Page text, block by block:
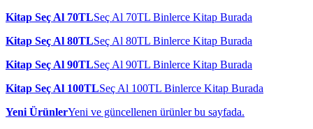
Kitap Seç Al 70TLSeç Al 70TL Binlerce Kitap Burada
Kitap Seç Al 80TLSeç Al 80TL Binlerce Kitap Burada
Kitap Seç Al 90TLSeç Al 90TL Binlerce Kitap Burada
Kitap Seç Al 100TLSeç Al 100TL Binlerce Kitap Burada
Yeni ÜrünlerYeni ve güncellenen ürünler bu sayfada.